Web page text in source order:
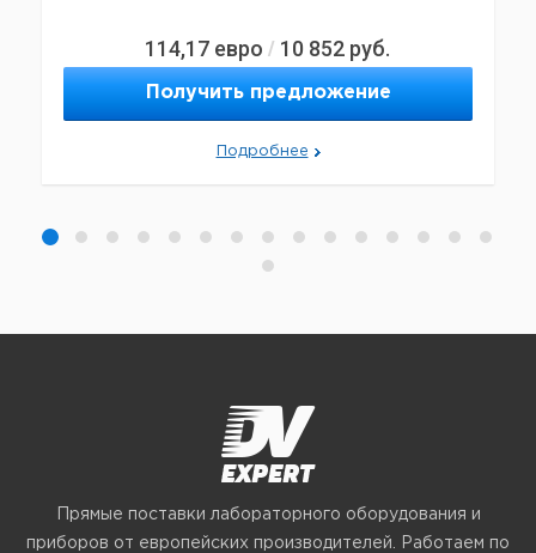
114,17 евро / 10 852 руб.
Получить предложение
Подробнее
Прямые поставки лабораторного оборудования и
приборов от европейских производителей. Работаем по